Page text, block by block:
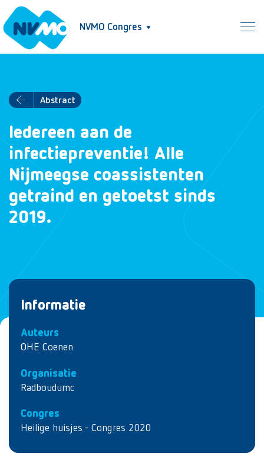
NVMO Congres
Abstract
Iedereen aan de
infectiepreventie! Alle
Nijmeegse coassistenten
getraind en getoetst sinds
2019.
Informatie
Auteurs
OHE Coenen
Organisatie
Radboudumc
Congres
Heilige huisjes - Congres 2020